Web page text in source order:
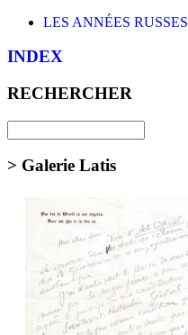
LES ANNÉES RUSSES
INDEX
RECHERCHER
> Galerie Latis